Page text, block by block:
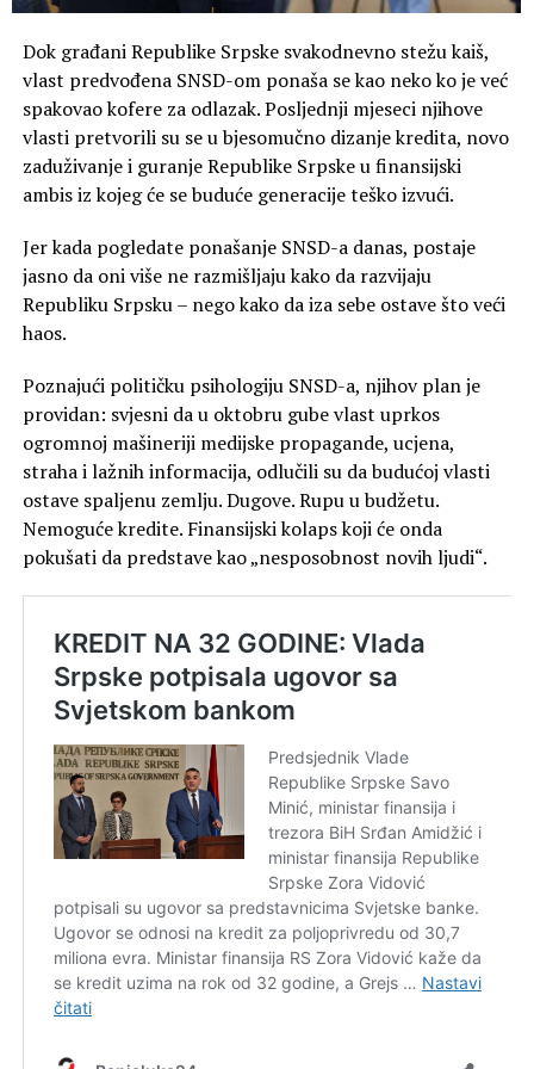
Dok građani Republike Srpske svakodnevno stežu kaiš,
vlast predvođena SNSD-om ponaša se kao neko ko je već
spakovao kofere za odlazak. Posljednji mjeseci njihove
vlasti pretvorili su se u bjesomučno dizanje kredita, novo
zaduživanje i guranje Republike Srpske u finansijski
ambis iz kojeg će se buduće generacije teško izvući.
Jer kada pogledate ponašanje SNSD-a danas, postaje
jasno da oni više ne razmišljaju kako da razvijaju
Republiku Srpsku – nego kako da iza sebe ostave što veći
haos.
Poznajući političku psihologiju SNSD-a, njihov plan je
providan: svjesni da u oktobru gube vlast uprkos
ogromnoj mašineriji medijske propagande, ucjena,
straha i lažnih informacija, odlučili su da budućoj vlasti
ostave spaljenu zemlju. Dugove. Rupu u budžetu.
Nemoguće kredite. Finansijski kolaps koji će onda
pokušati da predstave kao „nesposobnost novih ljudi“.